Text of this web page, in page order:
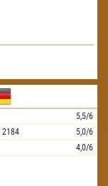
5,5/6
2184
5,0/6
4,0/6